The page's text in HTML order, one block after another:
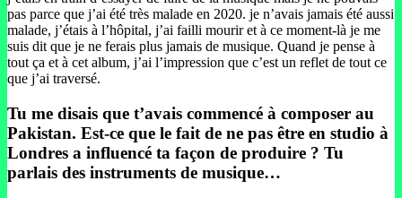
pas parce que j’ai été très malade en 2020. je n’avais jamais été aussi
malade, j’étais à l’hôpital, j’ai failli mourir et à ce moment-là je me
suis dit que je ne ferais plus jamais de musique. Quand je pense à
tout ça et à cet album, j’ai l’impression que c’est un reflet de tout ce
que j’ai traversé.
Tu me disais que t’avais commencé à composer au
Pakistan. Est-ce que le fait de ne pas être en studio à
Londres a influencé ta façon de produire ? Tu
parlais des instruments de musique…